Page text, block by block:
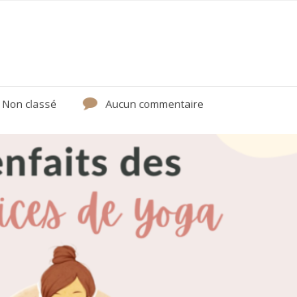
Non classé Aucun commentaire